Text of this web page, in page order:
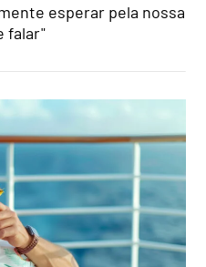
esperar pela nossa
falar"